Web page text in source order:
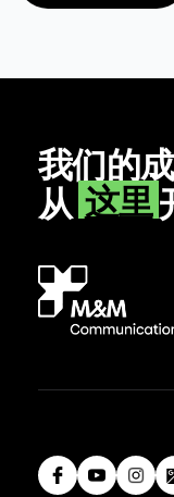
我们的
从 这里